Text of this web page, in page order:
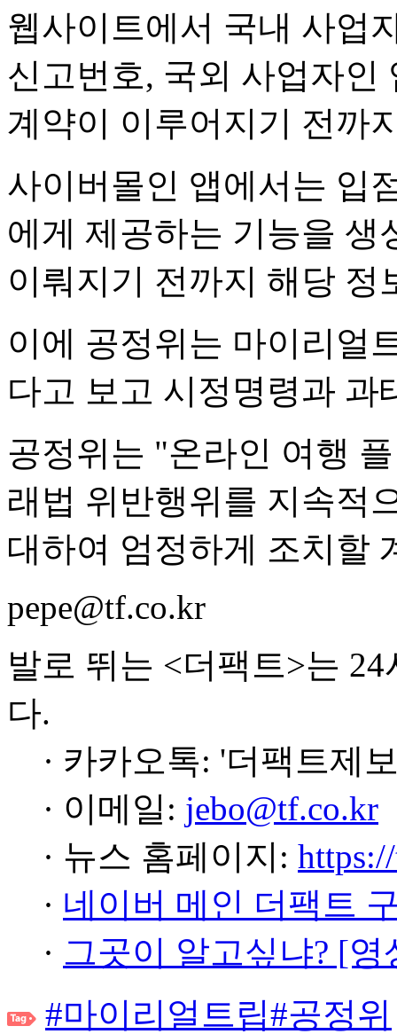
웹사이트에서 국내 사업
신고번호, 국외 사업자인
계약이 이루어지기 전까
사이버몰인 앱에서는 입
에게 제공하는 기능을 생
이뤄지기 전까지 해당 정
이에 공정위는 마이리얼
다고 보고 시정명령과 과
공정위는 "온라인 여행
래법 위반행위를 지속적
대하여 엄정하게 조치할
pepe@tf.co.kr
발로 뛰는 <더팩트>는
다.
· 카카오톡: '더팩트제
· 이메일: jebo@tf.co.kr
· 뉴스 홈페이지:
· 네이버 메인 더팩트
· 그곳이 알고싶냐? [
#마이리얼트립#공정위